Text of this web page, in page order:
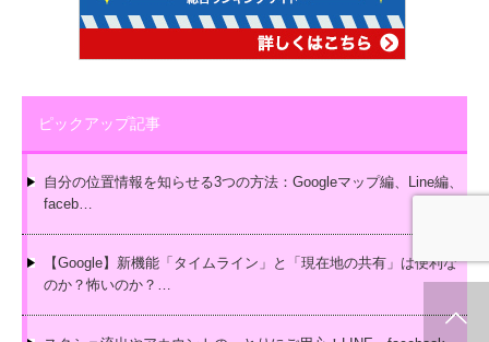
ピックアップ記事
自分の位置情報を知らせる3つの方法：Googleマップ編、Line編、
faceb…
【Google】新機能「タイムライン」と「現在地の共有」は便利な
のか？怖いのか？…
お問合せ